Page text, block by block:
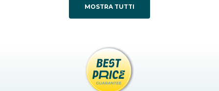
MOSTRA TUTTI